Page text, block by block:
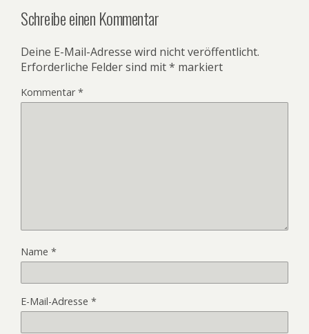
Schreibe einen Kommentar
Deine E-Mail-Adresse wird nicht veröffentlicht.
Erforderliche Felder sind mit* markiert
Kommentar*
Name *
E-Mail-Adresse *